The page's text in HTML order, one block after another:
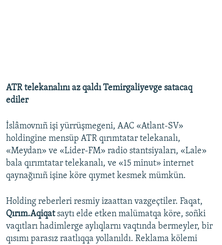
ATR telekanalını az qaldı Temirgaliyevge satacaq
ediler
İslâmovnıñ işi yürrüşmegeni, AAC «Atlant-SV»
holdingine mensüp ATR qırımtatar telekanalı,
«Meydan» ve «Lider-FM» radio stantsiyaları, «Lale»
bala qırımtatar telekanalı, ve «15 minut» internet
qaynağınıñ işine köre qıymet kesmek mümkün.
Holding reberleri resmiy izaattan vazgeçtiler. Faqat,
Qırım.Aqiqatsaytı elde etken malümatqa köre, soñki
vaqıtları hadimlerge aylıqlarnı vaqtında bermeyler, bir
qısımı parasız raatlıqqa yollanıldı. Reklama kölemi